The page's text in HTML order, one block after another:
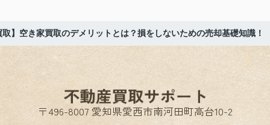
】空き家買取のデメリットとは？損をしないための売却基礎知識！
〒496-8007 愛知県愛西市南河田町高台10-2